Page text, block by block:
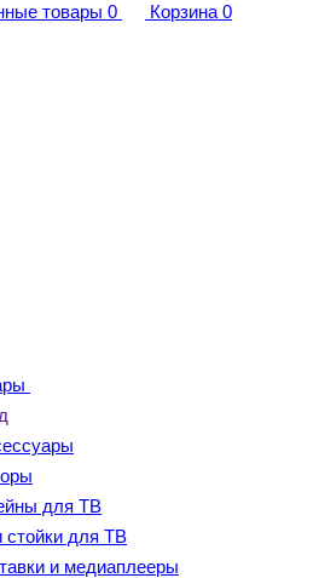
товары 0 Корзина 0
для ТВ
для ТВ
и медиаплееры